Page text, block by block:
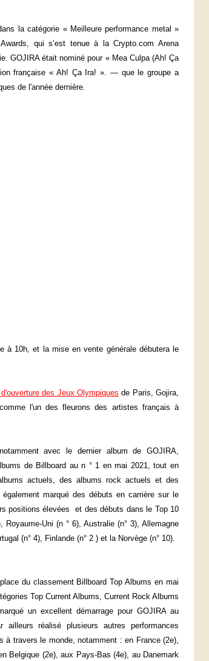
la catégorie « Meilleure performance metal »
qui s’est tenue à la Crypto.com Arena
GOJIRA était nominé pour « Mea Culpa (Ah! Ça
française « Ah! Ça Ira! ». — que le groupe a
de l'année dernière.
à 10h, et la mise en vente générale débutera le
des Jeux Olympiques de Paris, Gojira,
l'un des fleurons des artistes français à
avec le dernier album de GOJIRA,
de Billboard au n ° 1 en mai 2021, tout en
actuels, des albums rock actuels et des
marqué des débuts en carrière sur le
positions élevées et des débuts dans le Top 10
Uni (n ° 6), Australie (n° 3), Allemagne
(n° 4), Finlande (n° 2 ) et la Norvège (n° 10).
du classement Billboard Top Albums en mai
Top Current Albums, Current Rock Albums
un excellent démarrage pour GOJIRA au
réalisé plusieurs autres performances
à travers le monde, notamment : en France (2e),
Belgique (2e), aux Pays-Bas (4e), au Danemark